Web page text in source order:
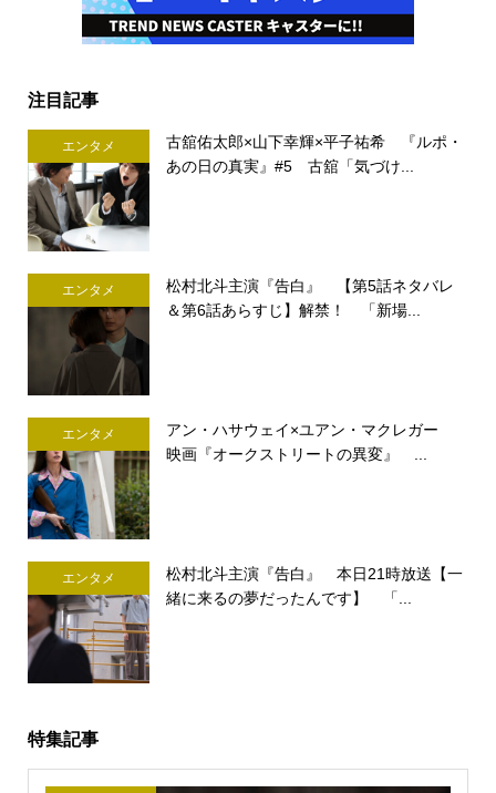
注目記事
エンタメ
古舘佑太郎×山下幸輝×平子祐希 『ルポ・
あの日の真実』#5 古舘「気づけ...
エンタメ
松村北斗主演『告白』 【第5話ネタバレ
＆第6話あらすじ】解禁！ 「新場...
エンタメ
アン・ハサウェイ×ユアン・マクレガー
映画『オークストリートの異変』 ...
エンタメ
松村北斗主演『告白』 本日21時放送【一
緒に来るの夢だったんです】 「...
特集記事